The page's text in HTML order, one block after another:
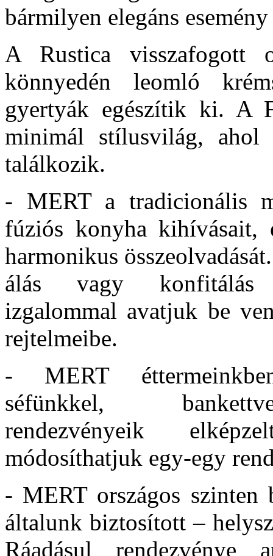
bármilyen elegáns
A Rustica visszafogott
könnyedén leomló
gyertyák egészítik ki. A
minimál stílusvilág,
találkozik.
- MERT a tradicionális
fúziós konyha kihívásait,
harmonikus
álás vagy konfitálás
izgalommal avatjuk be
rejtelmeibe.
- MERT
séfünkkel,
rendezvényeik
módosíthatjuk egy-egy
- MERT országos
általunk biztosított –
Ráadásul rendezvénye